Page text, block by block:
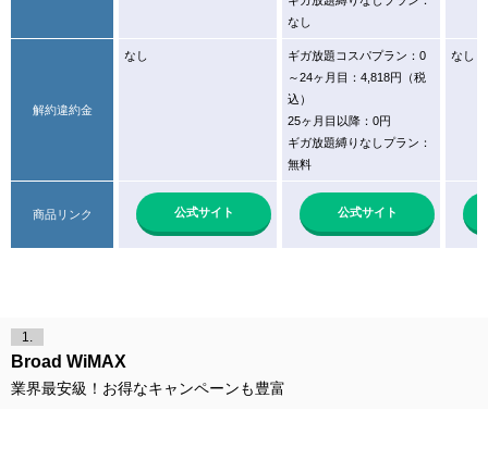
なし
解約違約金
なし
ギガ放題コスパプラン：0
～24ヶ月目：4,818円（税
込）
25ヶ月目以降：0円
ギガ放題縛りなしプラン：
無料
なし
商品リンク 公式サイト 公式サイト
1.
Broad WiMAX
業界最安級！お得なキャンペーンも豊富